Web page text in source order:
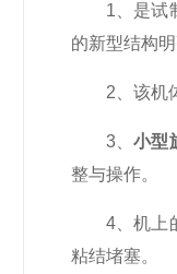
1、是试制
的新型结构
2、该机体
3、小型
整与操作。
4、机上的
粘结堵塞。